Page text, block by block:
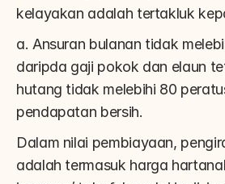
kelayakan adalah tertakluk
a. Ansuran bulanan tidak
daripda gaji pokok dan elaun
hutang tidak melebihi 80
pendapatan bersih.
Dalam nilai pembiayaan,
adalah termasuk harga